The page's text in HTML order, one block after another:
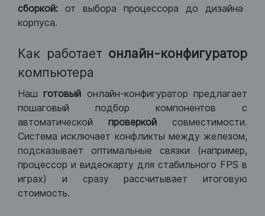
сборкой: от выбора процессора до дизайна
корпуса.
Как работает онлайн-конфигуратор
компьютера
Нашготовый онлайн-конфигуратор предлагает
пошаговый подбор компонентов с
автоматической проверкой совместимости.
Система исключает конфликты между железом,
подсказывает оптимальные связки (например,
процессор и видеокарту для стабильного FPS в
играх) и сразу рассчитывает итоговую
стоимость.